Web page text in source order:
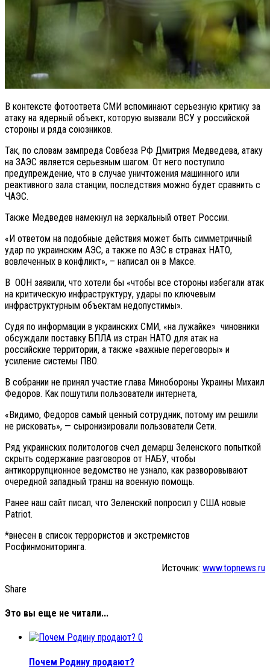
В контексте фотоответа СМИ вспоминают серьезную критику за
атаку на ядерный объект, которую вызвали ВСУ у российской
стороны и ряда союзников.
Так, по словам зампреда Совбеза РФ Дмитрия Медведева, атаку
на ЗАЭС является серьезным шагом. От него поступило
предупреждение, что в случае уничтожения машинного или
реактивного зала станции, последствия можно будет сравнить с
ЧАЭС.
Также Медведев намекнул на зеркальный ответ России.
«И ответом на подобные действия может быть симметричный
удар по украинским АЭС, а также по АЭС в странах НАТО,
вовлеченных в конфликт», – написал он в Максе.
В ООН заявили, что хотели бы «чтобы все стороны избегали атак
на критическую инфраструктуру, удары по ключевым
инфраструктурным объектам недопустимы».
Судя по информации в украинских СМИ, «на лужайке» чиновники
обсуждали поставку БПЛА из стран НАТО для атак на
российские территории, а также «важные переговоры» и
усиление системы ПВО.
В собрании не принял участие глава Минобороны Украины Михаил
Федоров. Как пошутили пользователи интернета,
«Видимо, Федоров самый ценный сотрудник, потому им решили
не рисковать», — сыронизировали пользователи Сети.
Ряд украинских политологов счел демарш Зеленского попыткой
скрыть содержание разговоров от НАБУ, чтобы
антикоррупционное ведомство не узнало, как разворовывают
очередной западный транш на военную помощь.
Ранее наш сайт писал, что Зеленский попросил у США новые
Patriot.
*внесен в список террористов и экстремистов
Росфинмониторинга.
Источник: www.topnews.ru
Share
Это вы еще не читали...
0
Почем Родину продают?